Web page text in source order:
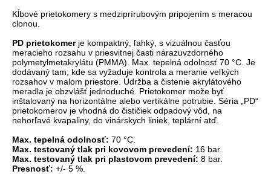
Kĺbové prietokomery s medziprírubovým pripojením s meracou
clonou.
PD prietokomerje kompaktný, ľahký, s vizuálnou časťou
meracieho rozsahu v priesvitnej časti nárazuvzdorného
polymetylmetakrylátu (PMMA). Max. tepelná odolnosť 70 °C. Je
dodávaný tam, kde sa vyžaduje kontrola a meranie veľkých
rozsahov v malom priestore. Údržba a čistenie akrylátového
meradla je obzvlášť jednoduché. Prietokomer može byť
inštalovaný na horizontálne alebo vertikálne potrubie. Séria „PD“
prietokomerov je vhodná do čističiek odpadový vôd, na
nehorľavé kvapaliny, do vinárskych liniek, teplární atď.
Max. tepelná odolnosť: 70 °C.
Max. testovaný tlak pri kovovom prevedení: 16 bar.
Max. testovaný tlak pri plastovom prevedení: 8 bar.
Presnosť: +/- 5 %.